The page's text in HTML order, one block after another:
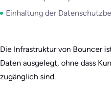
Einhaltung der
Die Infrastruktur von Bouncer
Daten ausgelegt, ohne dass
zugänglich sind.